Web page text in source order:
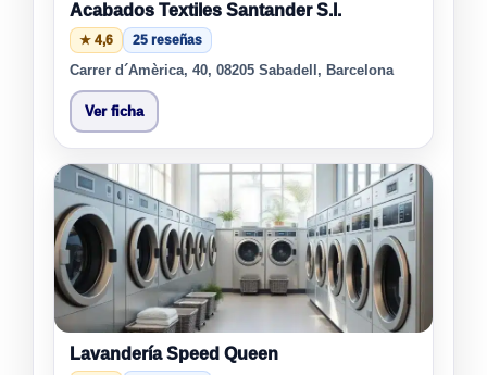
Acabados Textiles Santander S.l.
★ 4,6 25 reseñas
Carrer d´Amèrica, 40, 08205 Sabadell, Barcelona
Ver ficha
Lavandería Speed Queen